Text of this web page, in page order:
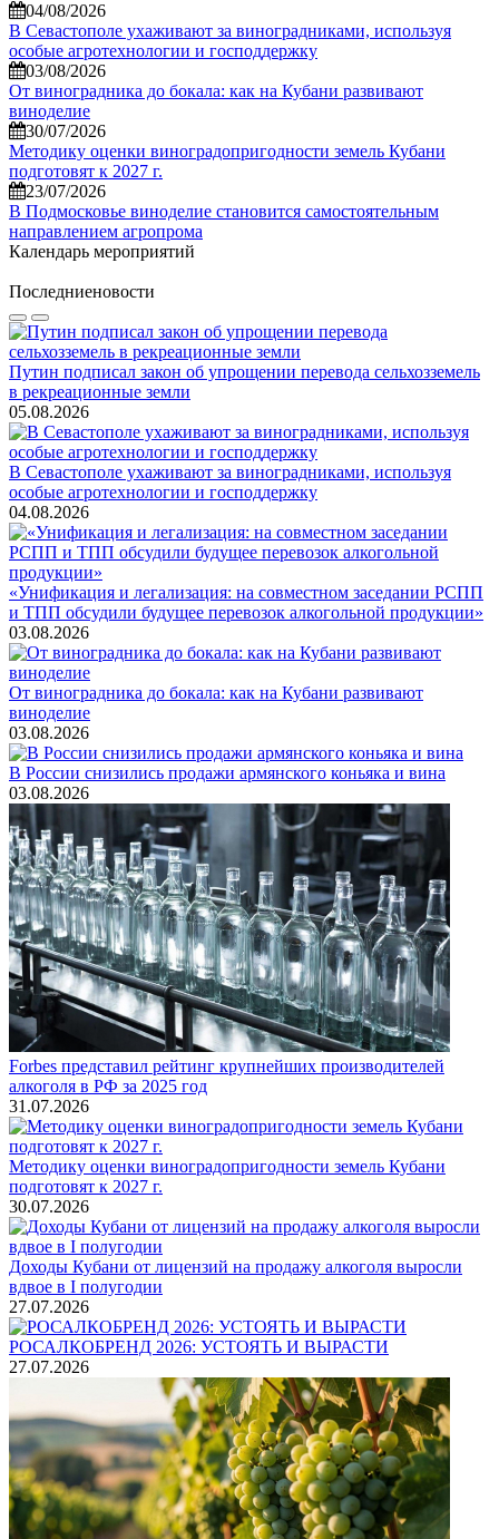
04/08/2026
В Севастополе ухаживают за виноградниками, используя
особые агротехнологии и господдержку
03/08/2026
От виноградника до бокала: как на Кубани развивают
виноделие
30/07/2026
Методику оценки виноградопригодности земель Кубани
подготовят к 2027 г.
23/07/2026
В Подмосковье виноделие становится самостоятельным
направлением агропрома
Календарь мероприятий
Последниеновости
Путин подписал закон об упрощении перевода сельхозземель
в рекреационные земли
05.08.2026
В Севастополе ухаживают за виноградниками, используя
особые агротехнологии и господдержку
04.08.2026
«Унификация и легализация: на совместном заседании РСПП
и ТПП обсудили будущее перевозок алкогольной продукции»
03.08.2026
От виноградника до бокала: как на Кубани развивают
виноделие
03.08.2026
В России снизились продажи армянского коньяка и вина
03.08.2026
Forbes представил рейтинг крупнейших производителей
алкоголя в РФ за 2025 год
31.07.2026
Методику оценки виноградопригодности земель Кубани
подготовят к 2027 г.
30.07.2026
Доходы Кубани от лицензий на продажу алкоголя выросли
вдвое в I полугодии
27.07.2026
РОСАЛКОБРЕНД 2026: УСТОЯТЬ И ВЫРАСТИ
27.07.2026